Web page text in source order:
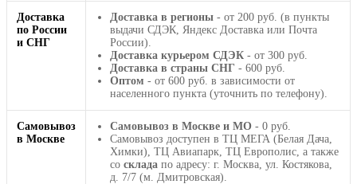
Доставка
по России
и СНГ
Доставка в регионы - от 200 руб. (в пункты
выдачи СДЭК, Яндекс Доставка или Почта
России).
Доставка курьером СДЭК - от 300 руб.
Доставка в страны СНГ - 600 руб.
Оптом - от 600 руб. в зависимости от
населенного пункта (уточнить по телефону).
Самовывоз
в Москве
Самовывоз в Москве и МО - 0 руб.
Самовывоз доступен в ТЦ МЕГА (Белая Дача,
Химки), ТЦ Авиапарк, ТЦ Европолис, а также
со склада по адресу: г. Москва, ул. Костякова,
д. 7/7 (м. Дмитровская).